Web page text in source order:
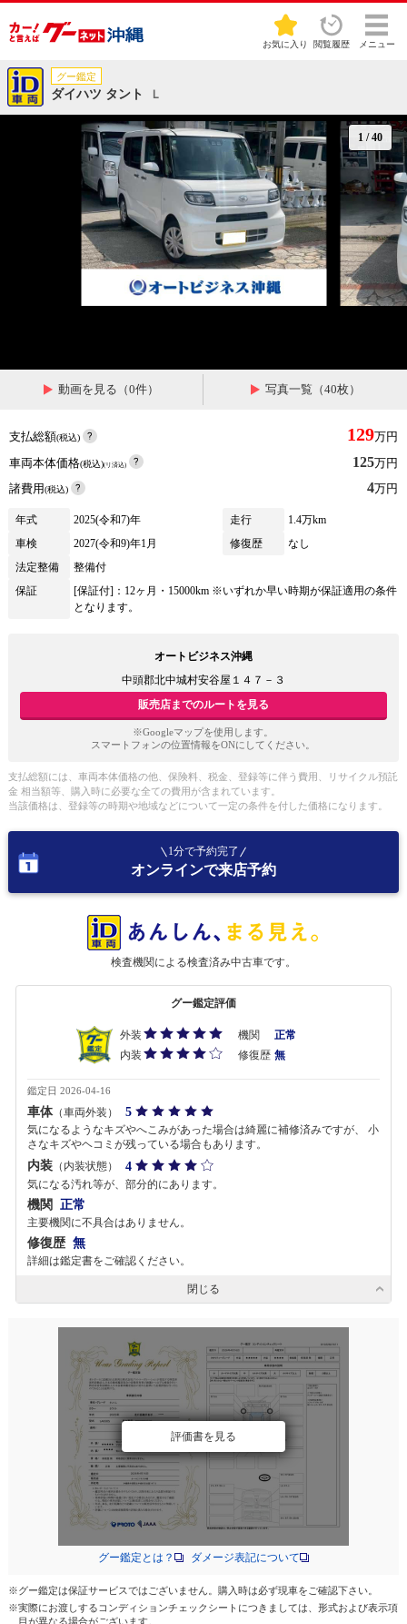
お気に入り 閲覧履歴 メニュー
グー鑑定
ダイハツ タント Ｌ
1 /40
動画を見る（0件） 写真一覧（40枚）
支払総額(税込) 129万円
車両本体価格(税込)(リ済込) 125万円
諸費用(税込) 4万円
年式 2025(令和7)年 走行
1.4万km
車検
2027(令和9)年1月 修復歴
なし
法定整備
整備付
保証
[保証付]：12ヶ月・15000km ※いずれか早い時期が保証適用の条件
となります。
オートビジネス沖縄
中頭郡北中城村安谷屋１４７－３
販売店までのルートを見る
※Googleマップを使用します。
スマートフォンの位置情報をONにしてください。
支払総額には、車両本体価格の他、保険料、税金、登録等に伴う費用、リサイクル預託
金 相当額等、購入時に必要な全ての費用が含まれています。
当該価格は、登録等の時期や地域などについて一定の条件を付した価格になります。
1分で予約完了
オンラインで来店予約
検査機関による検査済み中古車です。
グー鑑定評価
外装 機関
正常
内装
修復歴 無
鑑定日 2026-04-16
車体（車両外装） 5
気になるようなキズやへこみがあった場合は綺麗に補修済みですが、 小
さなキズやヘコミが残っている場合もあります。
内装 （内装状態） 4
気になる汚れ等が、部分的にあります。
機関 正常
主要機関に不具合はありません。
修復歴 無
詳細は鑑定書をご確認ください。
閉じる
評価書を見る
グー鑑定とは？ ダメージ表記について
※グー鑑定は保証サービスではございません。購入時は必ず現車をご確認下さい。
※実際にお渡しするコンディションチェックシートにつきましては、形式および表示項
目が異なる場合がございます。